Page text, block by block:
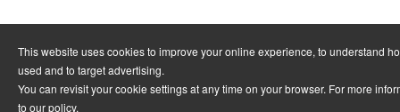
This website uses cookies to improve your online experience, to understand
used and to target advertising.
You can revisit your cookie settings at any time on your browser. For more
to our policy.